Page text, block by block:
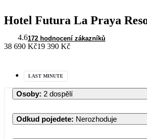
Hotel Futura La Praya
4.6172 hodnocení zákazníků
38 690 Kč19 390 Kč
LAST MINUTE
Osoby: 2 dospělí
Odkud pojedete: Nerozhoduje